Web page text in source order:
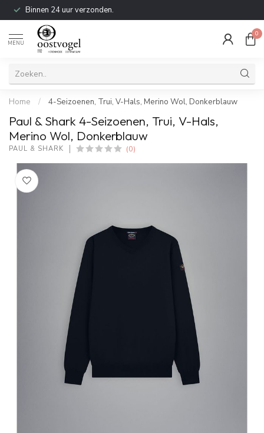
Binnen 24 uur verzonden.
MENU
0
Home / 4-Seizoenen, Trui, V-Hals, Merino Wol, Donkerblauw
Paul & Shark 4-Seizoenen, Trui, V-Hals,
Merino Wol, Donkerblauw
PAUL & SHARK (0)